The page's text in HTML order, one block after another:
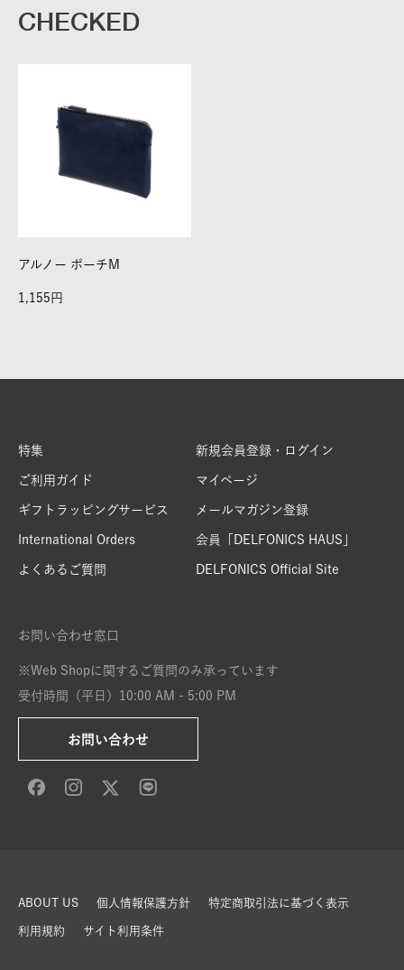
CHECKED
アルノー ポーチM
1,155
特集
ご利用ガイド
ギフトラッピングサービス
International Orders
よくあるご質問
新規会員登録・ログイン
マイページ
メールマガジン登録
会員「DELFONICS HAUS」
DELFONICS Official Site
お問い合わせ窓口
※Web Shopに関するご質問のみ承っています
受付時間（平日）10:00 AM - 5:00 PM
お問い合わせ
ABOUT US 個人情報保護方針 特定商取引法に基づく表示
利用規約 サイト利用条件